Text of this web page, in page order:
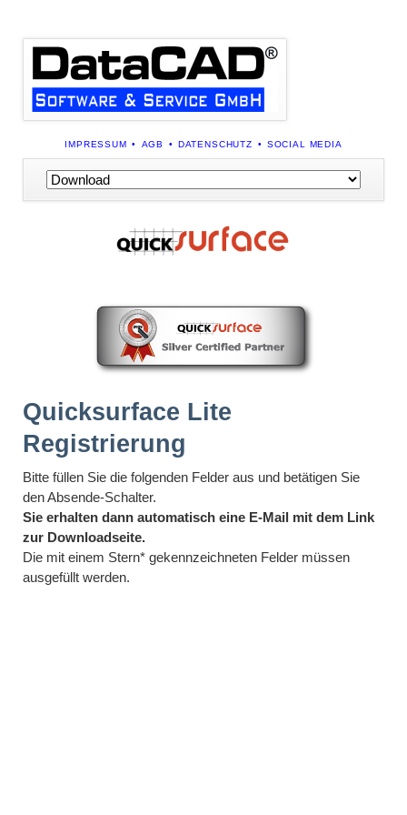
NAVIGATION
ÜBERSPRINGEN
IMPRESSUM AGB DATENSCHUTZ SOCIAL MEDIA
Navigation
überspringen
Quicksurface Lite
Registrierung
Bitte füllen Sie die folgenden Felder aus und betätigen Sie
den Absende-Schalter.
Sie erhalten dann automatisch eine E-Mail mit dem Link
zur Downloadseite.
Die mit einem Stern* gekennzeichneten Felder müssen
ausgefüllt werden.